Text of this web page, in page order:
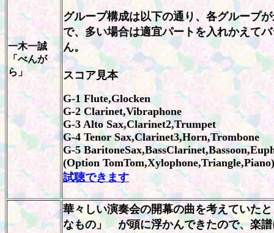
一木一誠
「べんが
ら」
グループ構成は以下の通り、各グループ
で、多い場合は適宜パートを入れかえて
ん。
スコア見本
G-1 Flute,Glocken
G-2 Clarinet,Vibraphone
G-3 Alto Sax,Clarinet2,Trumpet
G-4 Tenor Sax,Clarinet3,Horn,Trombone
G-5
(Option TomTom,Xylophone,Triangle,Piano)
試聴できます
華々しい演奏会の開幕の曲を考えていた
なもの」 が頭に浮かんできたので、楽